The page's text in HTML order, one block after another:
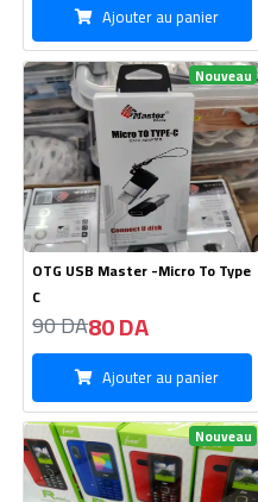
Ajouter au panier
Nouveau
OTG USB Master -Micro To Type
C
90 DA80 DA
Ajouter au panier
Nouveau